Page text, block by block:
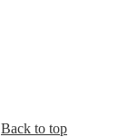
Back to top